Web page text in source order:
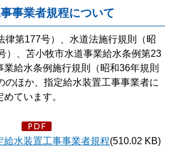
事業者規程について
第177号）、水道法施行規則（昭
）、苫小牧市水道事業給水条例第23
給水条例施行規則（昭和36年規則
のほか、指定給水装置工事事業者に
ています。
給水装置工事事業者規程(510.02 KB)